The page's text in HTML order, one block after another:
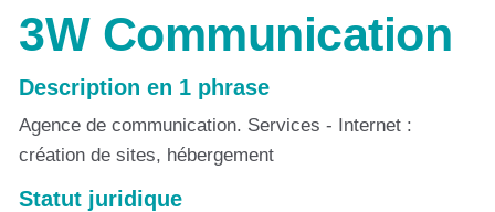
3W Communication
Description en 1 phrase
Agence de communication. Services - Internet :
création de sites, hébergement
Statut juridique